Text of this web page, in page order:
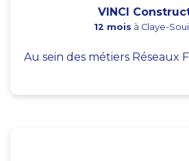
VINCI
12 mois à Claye-
Au sein des métiers Réseaux